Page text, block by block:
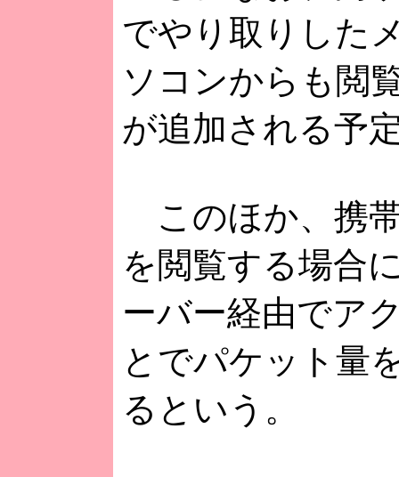
でやり取りした
ソコンからも閲
が追加される予
このほか、携
を閲覧する場合
ーバー経由でア
とでパケット量
るという。